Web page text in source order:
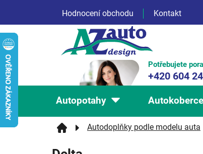
obsah
Hodnocení obchodu Kontakt
Potřebujete
+420 604
Autopotahy Autokoberce
Autodoplňky podle modelu auta